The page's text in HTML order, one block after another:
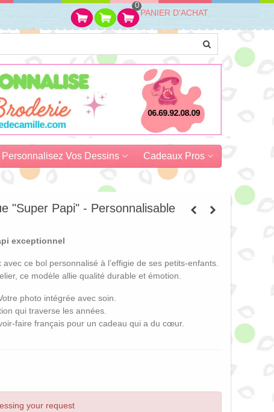
0
PANIER D'ACHAT
Personnalisez Vos Dessins Cadeaux Pros
"Super Papi" - Personnalisable
exceptionnel
ce bol personnalisé à l’effigie de ses petits-enfants.
ce modèle allie qualité durable et émotion.
photo intégrée avec soin.
qui traverse les années.
faire français pour un cadeau qui a du cœur.
your request